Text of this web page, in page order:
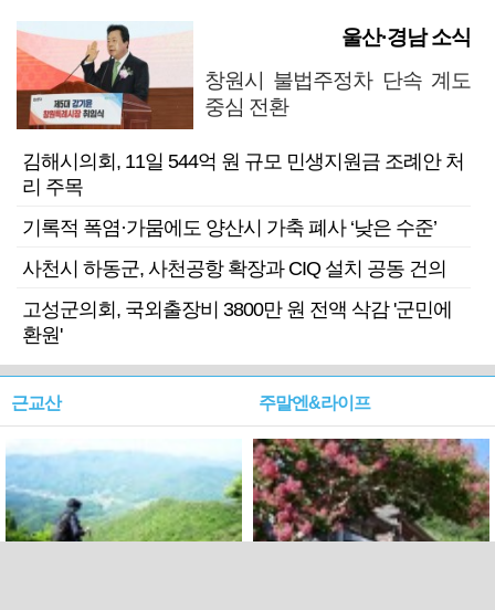
울산·경남 소식
창원시 불법주정차 단속 계도
중심 전환
김해시의회, 11일 544억 원 규모 민생지원금 조례안 처
리 주목
기록적 폭염·가뭄에도 양산시 가축 폐사 ‘낮은 수준’
사천시 하동군, 사천공항 확장과 CIQ 설치 공동 건의
고성군의회, 국외출장비 3800만 원 전액 삭감 '군민에
환원'
근교산 주말엔&라이프